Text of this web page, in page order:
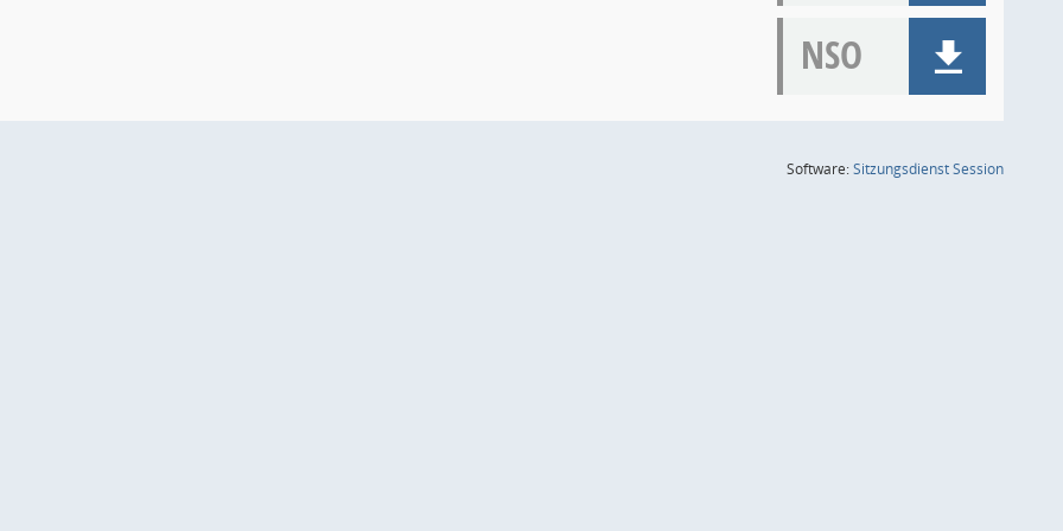
NSO
Software:SitzungsdienstSession(Wird in